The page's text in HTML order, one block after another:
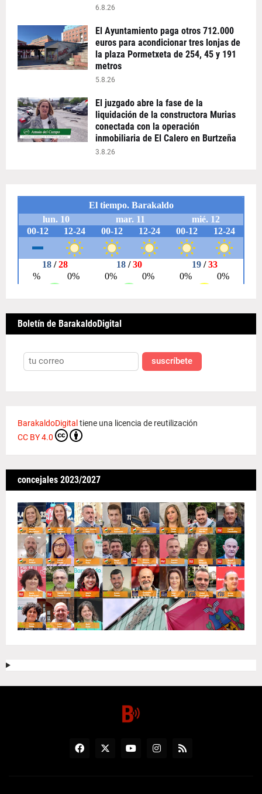
6.8.26
El Ayuntamiento paga otros 712.000
euros para acondicionar tres lonjas de
la plaza Pormetxeta de 254, 45 y 191
metros
5.8.26
El juzgado abre la fase de la
liquidación de la constructora Murias
conectada con la operación
inmobiliaria de El Calero en Burtzeña
3.8.26
Boletín de BarakaldoDigital
suscríbete
BarakaldoDigitaltiene una licencia de reutilización
CC BY 4.0
concejales 2023/2027